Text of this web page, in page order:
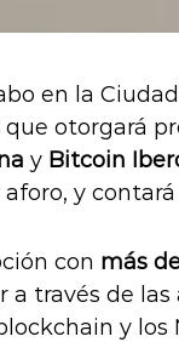
en la
que otorgará
y Bitcoin
y
con más
través de
y los